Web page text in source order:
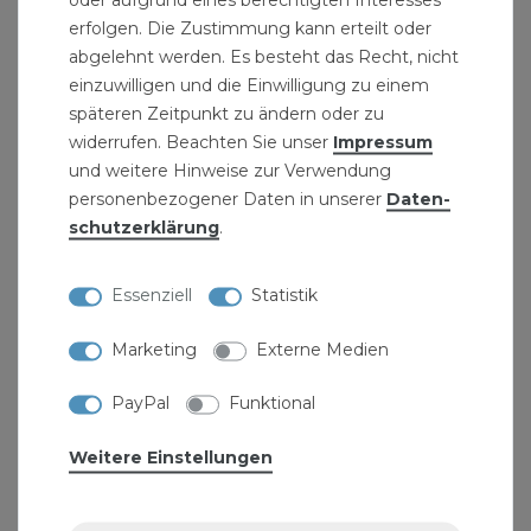
wird mit einer Rohrschere auf die gewünschte
Länge gekürzt. Anschließend gewährleistet das
Kalibrieren, dass das Rohrende nach dem Schnitt
wieder absilut rund ist und entgratet wird.
Gleichzeitig wird das Rohr innen angefast, so dass
der Fitting ohne Beschädigung des O-Rings in
das Rohr eingeführt werden kann. Letzte
die drei Öffnungen am Ende der Edelstahlhülse,
anzeigen.
Hinweis:Eine einwandfreie Funktion der
Rohrverbindung kann nur bei Einsatz der
Fittings mit dem DVGW-zertifizierten Pipetec-
erfolgen. Die Zustimmung kann erteilt oder
abgelehnt werden. Es besteht das Recht, nicht
einzuwilligen und die Einwilligung zu einem
späteren Zeitpunkt zu ändern oder zu
widerrufen. Beachten Sie unser Impressum
und weitere Hinweise zur Verwendung
personenbezogener Daten in unserer Daten­
schutz­erklärung.
Essenziell Statistik
Marketing Externe Medien
PayPal Funktional
Weitere Einstellungen